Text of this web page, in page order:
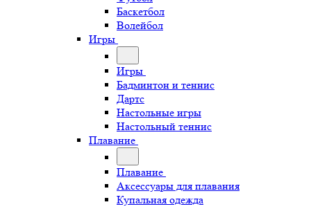
Баскетбол
Волейбол
Игры
Игры
Бадминтон и теннис
Дартс
Настольные игры
Настольный теннис
Плавание
Плавание
Аксессуары для плавания
Купальная одежда